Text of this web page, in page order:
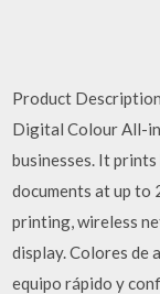
Product
Digital Colour All-
businesses. It
documents at up to
printing, wireless
display. Colores de
equipo rápido y